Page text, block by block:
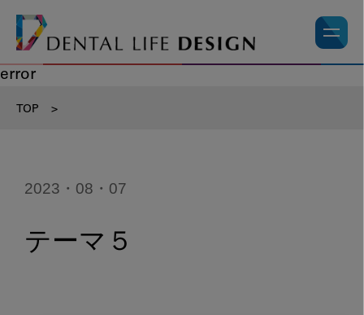
error
TOP >
2023・08・07
テーマ５